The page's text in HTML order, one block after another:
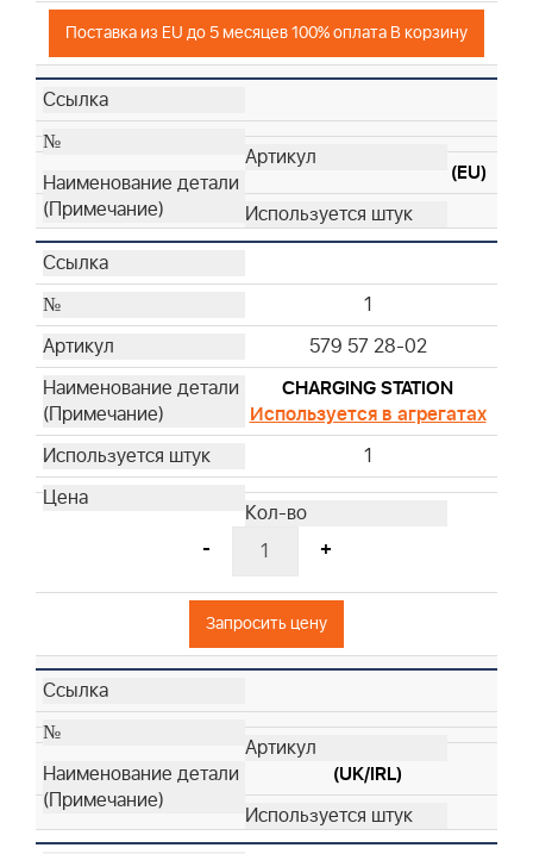
Поставка из EU до 5 месяцев 100% оплата В корзину
(EU)
1
579 57 28-02
CHARGING STATION
Используется в агрегатах
1
- +
Запросить цену
(UK/IRL)